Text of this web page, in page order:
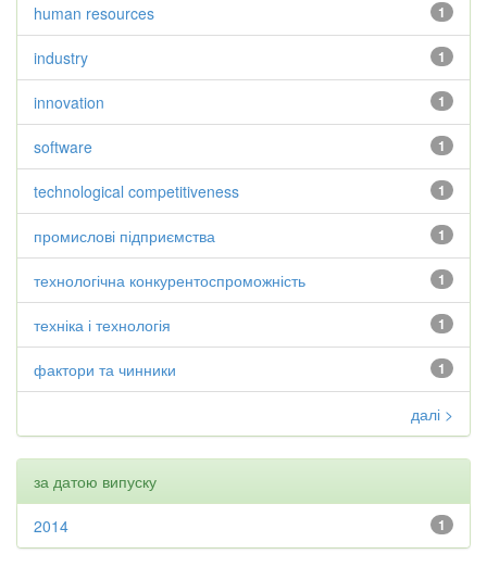
1
human resources
1
industry
1
innovation
1
software
1
technological competitiveness
1
промислові підприємства
1
технологічна конкурентоспроможність
1
техніка і технологія
1
фактори та чинники
далі >
за датою випуску
1
2014